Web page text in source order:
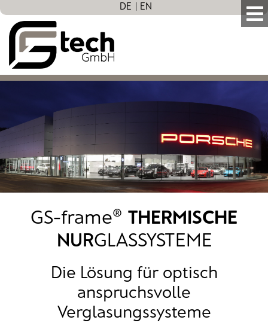
DE EN
GS-frame® THERMISCHE
NURGLASSYSTEME
Die Lösung für optisch
anspruchsvolle
Verglasungssysteme